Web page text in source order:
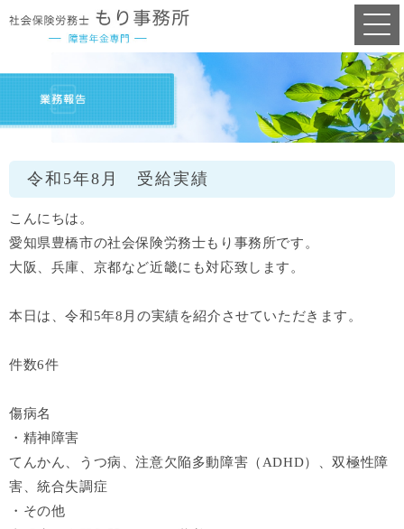
令和5年8月 受給実績
こんにちは。
愛知県豊橋市の社会保険労務士もり事務所です。
大阪、兵庫、京都など近畿にも対応致します。
本日は、令和5年8月の実績を紹介させていただきます。
件数6件
傷病名
・精神障害
てんかん、うつ病、注意欠陥多動障害（ADHD）、双極性障
害、統合失調症
・その他